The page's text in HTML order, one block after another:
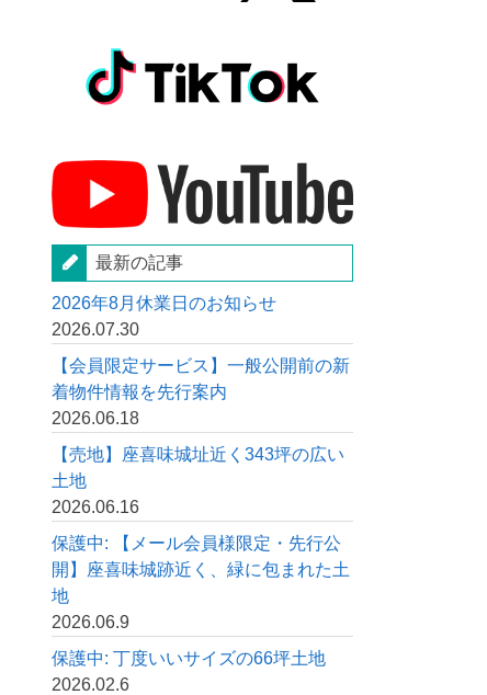
最新の記事
2026年8月休業日のお知らせ
2026.07.30
【会員限定サービス】一般公開前の新
着物件情報を先行案内
2026.06.18
【売地】座喜味城址近く343坪の広い
土地
2026.06.16
保護中: 【メール会員様限定・先行公
開】座喜味城跡近く、緑に包まれた土
地
2026.06.9
保護中: 丁度いいサイズの66坪土地
2026.02.6